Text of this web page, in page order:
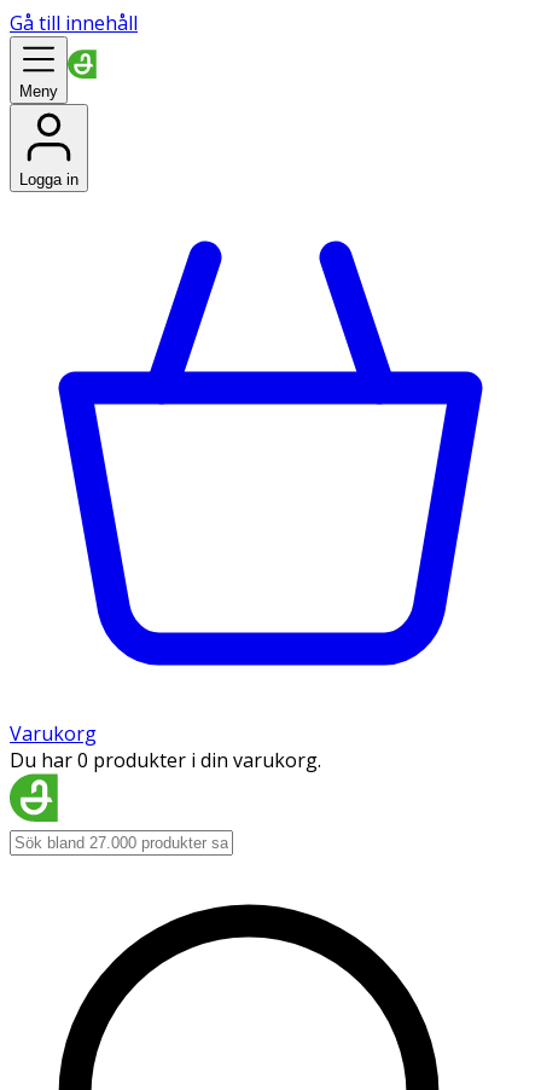
Gå till innehåll
Meny
Logga in
Varukorg
Du har 0 produkter i din varukorg.